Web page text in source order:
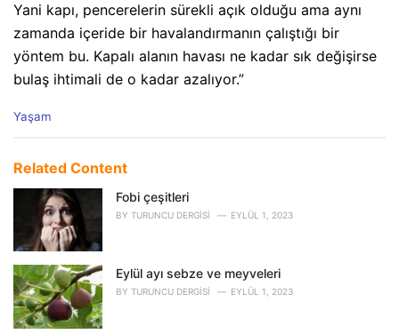
Yani kapı, pencerelerin sürekli açık olduğu ama aynı
zamanda içeride bir havalandırmanın çalıştığı bir
yöntem bu. Kapalı alanın havası ne kadar sık değişirse
bulaş ihtimali de o kadar azalıyor.”
C
e
e
:
Yaşam
Related Content
Fobi çeşitleri
BY TURUNCU DERGISI EYLÜL 1, 2023
Eylül ayı sebze ve meyveleri
BY TURUNCU DERGISI EYLÜL 1, 2023